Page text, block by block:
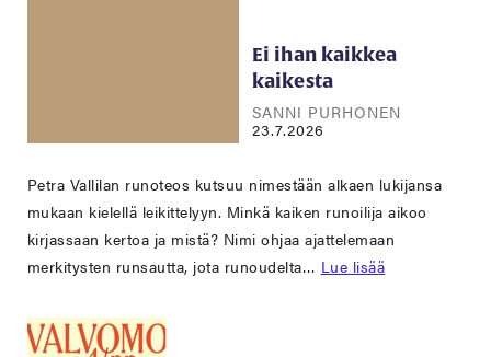
Ei ihan kaikkea
kaikesta
SANNI PURHONEN
23.7.2026
Petra Vallilan runoteos kutsuu nimestään alkaen lukijansa
mukaan kielellä leikittelyyn. Minkä kaiken runoilija aikoo
kirjassaan kertoa ja mistä? Nimi ohjaa ajattelemaan
merkitysten runsautta, jota runoudelta… Lue lisää